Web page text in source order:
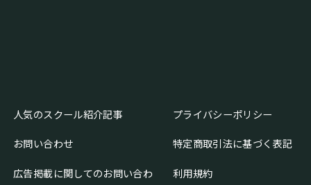
人気のスクール紹介記事
お問い合わせ
広告掲載に関してのお問い合わ
プライバシーポリシー
特定商取引法に基づく表記
利用規約